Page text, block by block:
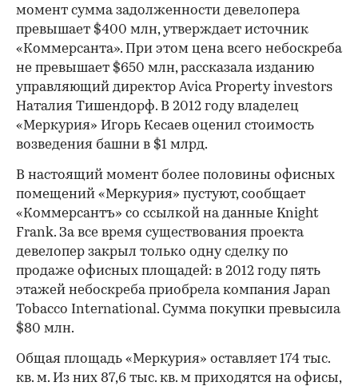
момент сумма задолженности девелопера
превышает $400 млн, утверждает источник
«Коммерсанта». При этом цена всего небоскреба
не превышает $650 млн, рассказала изданию
управляющий директор Avica Property investors
Наталия Тишендорф. В 2012 году владелец
«Меркурия» Игорь Кесаев оценил стоимость
возведения башни в $1 млрд.
В настоящий момент более половины офисных
помещений «Меркурия» пустуют, сообщает
«Коммерсантъ» со ссылкой на данные Knight
Frank. За все время существования проекта
девелопер закрыл только одну сделку по
продаже офисных площадей: в 2012 году пять
этажей небоскреба приобрела компания Japan
Tobacco International. Сумма покупки превысила
$80 млн.
Общая площадь «Меркурия» оставляет 174 тыс.
кв. м. Из них 87,6 тыс. кв. м приходятся на офисы,